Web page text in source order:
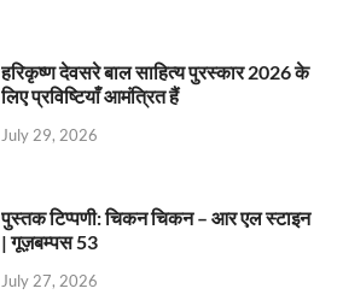
हरिकृष्ण देवसरे बाल साहित्य पुरस्कार 2026 के
लिए प्रविष्टियाँ आमंत्रित हैं
July 29, 2026
पुस्तक टिप्पणी: चिकन चिकन – आर एल स्टाइन
| गूज़बम्पस 53
July 27, 2026